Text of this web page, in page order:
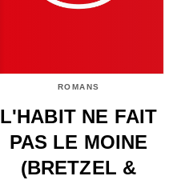
ROMANS
L'HABIT NE FAIT
PAS LE MOINE
(BRETZEL &